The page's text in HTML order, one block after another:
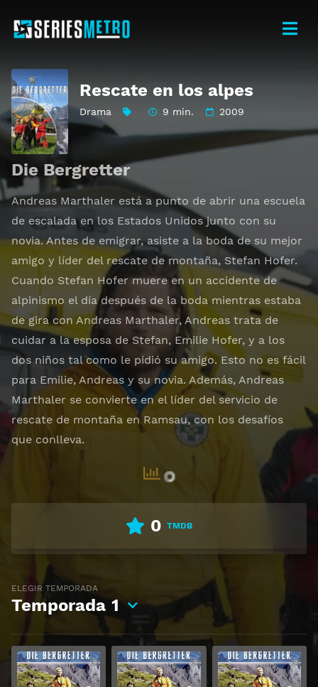
Rescate en los alpes
Drama 9 min. 2009
Die Bergretter
Andreas Marthaler está a punto de abrir una escuela
de escalada en los Estados Unidos junto con su
novia. Antes de emigrar, asiste a la boda de su mejor
amigo y líder del rescate de montaña, Stefan Hofer.
Cuando Stefan Hofer muere en un accidente de
alpinismo el día después de la boda mientras estaba
de gira con Andreas Marthaler, Andreas trata de
cuidar a la esposa de Stefan, Emilie Hofer, y a los
dos niños tal como le pidió su amigo. Esto no es fácil
para Emilie, Andreas y su novia. Además, Andreas
Marthaler se convierte en el líder del servicio de
rescate de montaña en Ramsau, con los desafíos
que conlleva.
0 TMDB
ELEGIR TEMPORADA
Temporada 1
Ver Ver